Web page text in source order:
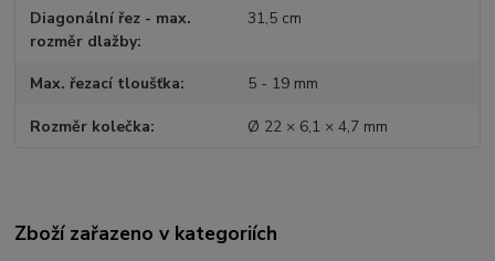
Diagonální řez - max.
rozměr dlažby
31,5 cm
Max. řezací tloušťka 5 - 19 mm
Rozměr kolečka Ø 22 × 6,1 × 4,7 mm
Zboží zařazeno v kategoriích